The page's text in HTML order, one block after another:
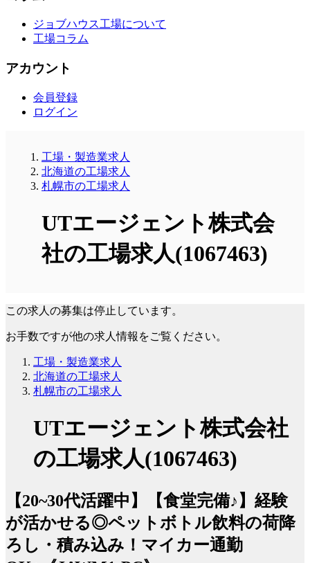
ジョブハウス工場について
工場コラム
アカウント
会員登録
ログイン
工場・製造業求人
北海道の工場求人
札幌市の工場求人
UTエージェント株式会
社の工場求人(1067463)
この求人の募集は停止しています。
お手数ですが他の求人情報をご覧ください。
工場・製造業求人
北海道の工場求人
札幌市の工場求人
UTエージェント株式会社
の工場求人(1067463)
【20~30代活躍中】【食堂完備♪】経験
が活かせる◎ペットボトル飲料の荷降
ろし・積み込み！マイカー通勤